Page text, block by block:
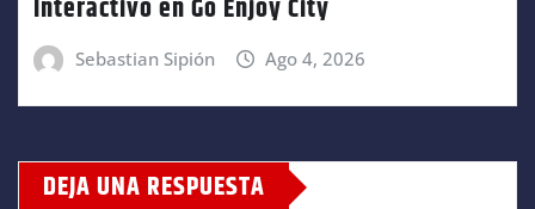
Interactivo en Go Enjoy City
Sebastian Sipión Ago 4, 2026
DEJA UNA RESPUESTA